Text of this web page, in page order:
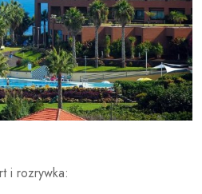
i rozrywka: